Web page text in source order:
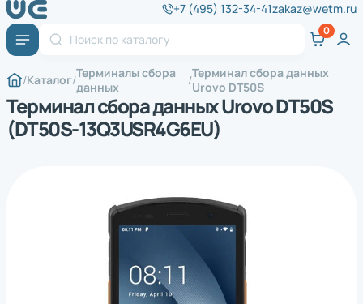
+7 (495) 132-34-41zakaz@wetm.ru
Каталог Терминалы сбора
данных
Терминал сбора данных
Urovo DT50S
Терминал сбора данных Urovo DT50S
(DT50S-13Q3USR4G6EU)